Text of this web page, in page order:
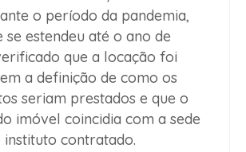
o período da pandemia,
se estendeu até o ano de
que a locação foi
a definição de como os
seriam prestados e que o
imóvel coincidia com a sede
contratado.